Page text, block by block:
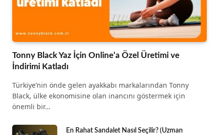
Tonny Black Yaz İçin Online’a Özel Üretimi ve
İndirimi Katladı
Türkiye’nin önde gelen ayakkabı markalarından Tonny
Black, ülke ekonomisine olan inancını göstermek için
önemli bir…
En Rahat Sandalet Nasıl Seçilir? (Uzman